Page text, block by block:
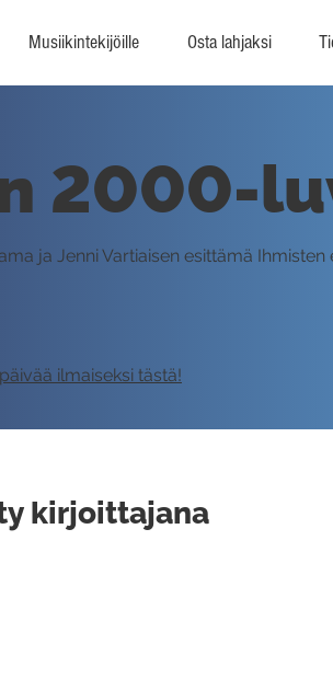
Musiikintekijöille Osta lahjaksi
2000-
ja Jenni Vartiaisen esittämä Ihmisten
ilmaiseksi tästä!
kirjoittajana